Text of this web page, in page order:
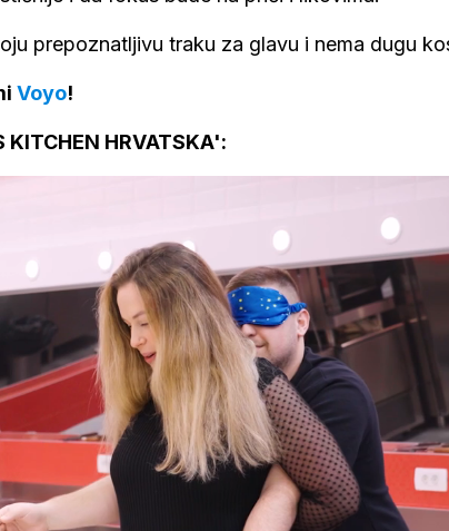
prepoznatljivu traku za glavu i nema dugu
Voyo!
KITCHEN HRVATSKA':